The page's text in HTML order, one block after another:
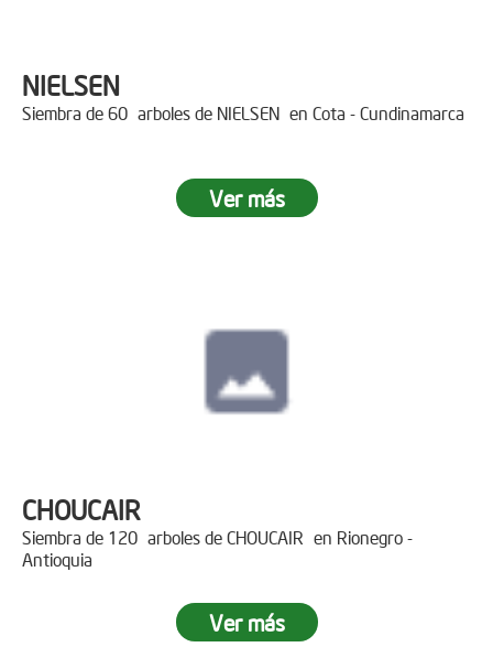
NIELSEN
Siembra de 60 arboles de NIELSEN en Cota - Cundinamarca
Ver más
CHOUCAIR
Siembra de 120 arboles de CHOUCAIR en Rionegro -
Antioquia
Ver más